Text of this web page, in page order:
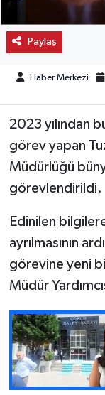
Paylaş
Haber Merkezi
2023 yılından
görev yapan
Müdürlüğü
görevlendirildi.
Edinilen
ayrılmasının
görevine yeni
Müdür
Mecitözü
Oğuzlar
Ortaköy
Osmancık
Sungurlu
Uğurludağ
Sağlık